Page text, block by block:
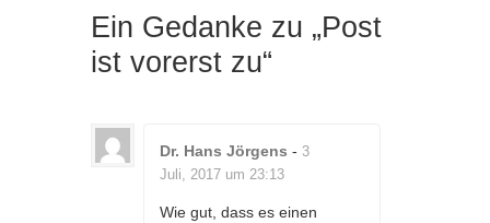
Ein Gedanke zu „Post
ist vorerst zu“
Dr. Hans Jörgens - 3
Juli, 2017 um 23:13
Wie gut, dass es einen